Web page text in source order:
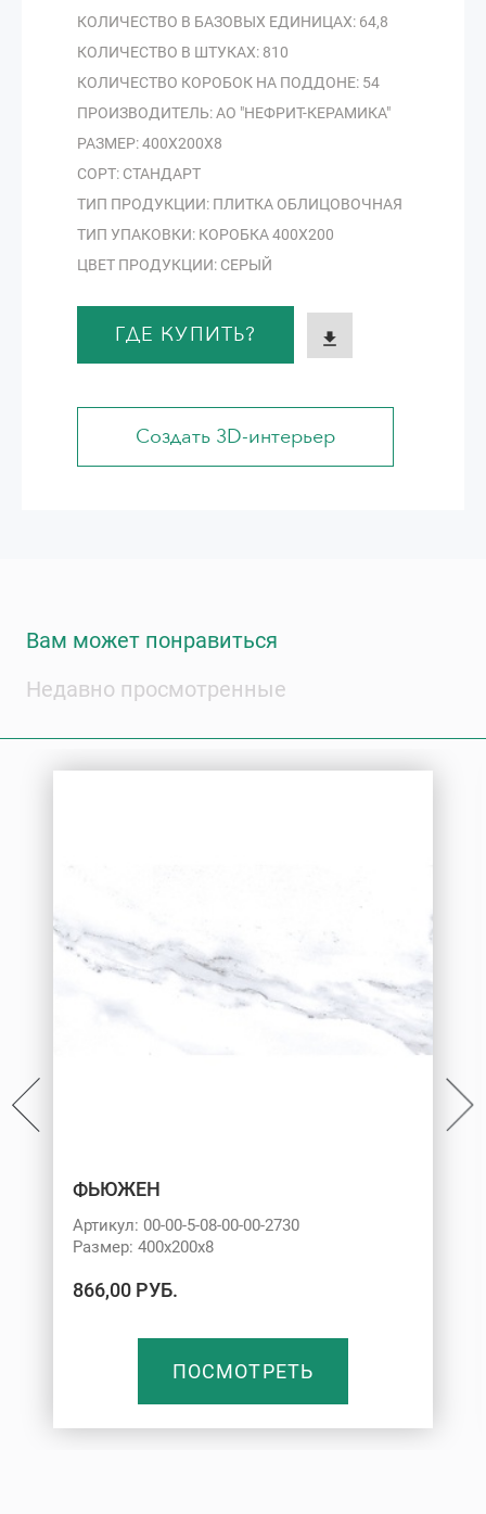
КОЛИЧЕСТВО В БАЗОВЫХ ЕДИНИЦАХ: 64,8
КОЛИЧЕСТВО В ШТУКАХ: 810
КОЛИЧЕСТВО КОРОБОК НА ПОДДОНЕ: 54
ПРОИЗВОДИТЕЛЬ: АО "НЕФРИТ-КЕРАМИКА"
РАЗМЕР: 400Х200Х8
СОРТ: СТАНДАРТ
ТИП ПРОДУКЦИИ: ПЛИТКА ОБЛИЦОВОЧНАЯ
ТИП УПАКОВКИ: КОРОБКА 400Х200
ЦВЕТ ПРОДУКЦИИ: СЕРЫЙ
ГДЕ КУПИТЬ?
Создать 3D-интерьер
Вам может понравиться
Недавно просмотренные
ФЬЮЖЕН
Артикул: 00-00-5-08-00-00-2730
Размер: 400х200х8
866,00 РУБ.
ПОСМОТРЕТЬ